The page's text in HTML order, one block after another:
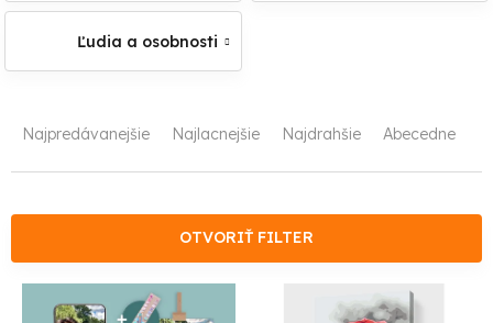
Ľudia a osobnosti
R
n
Najpredávanejšie Najlacnejšie Najdrahšie Abecedne
OTVORIŤ FILTER